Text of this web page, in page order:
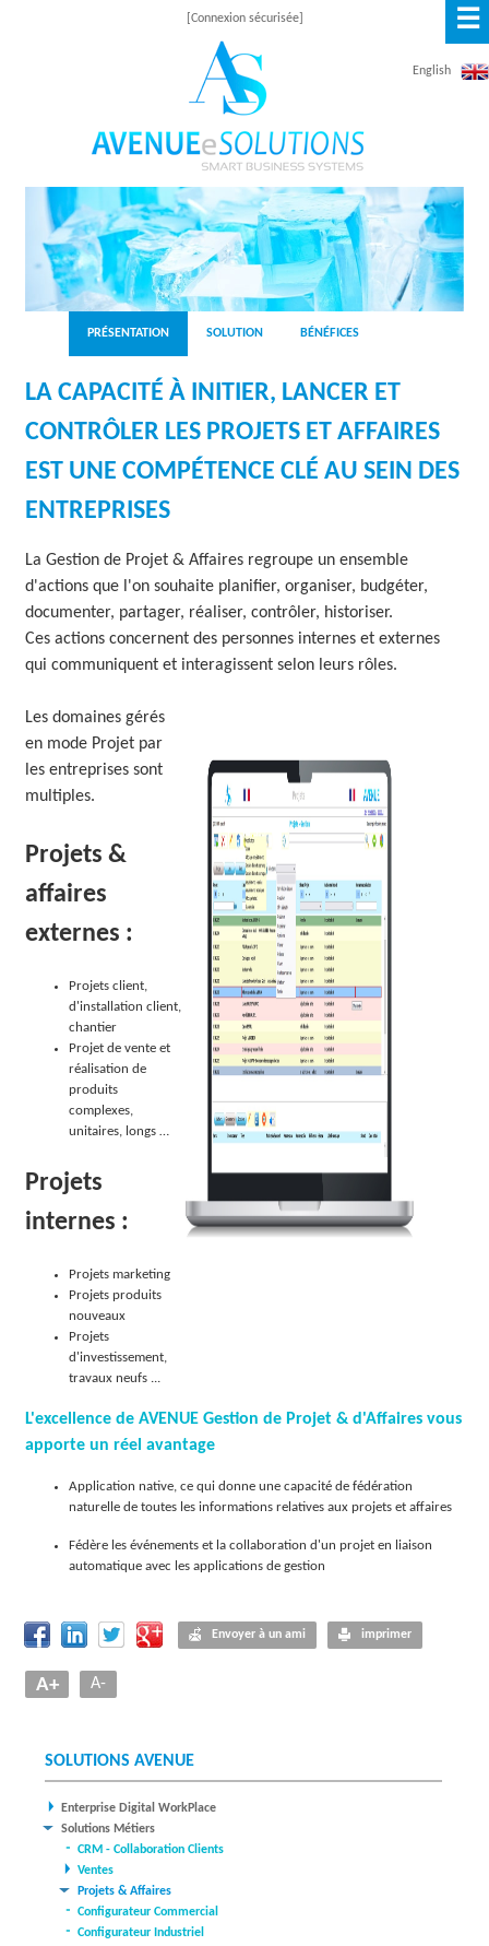
A
V
E
N
U
E
E
S
O
L
U
T
I
O
N
S
[Connexion sécurisée]
English
PRÉSENTATION SOLUTION BÉNÉFICES
LA CAPACITÉ À INITIER, LANCER ET
CONTRÔLER LES PROJETS ET AFFAIRES
EST UNE COMPÉTENCE CLÉ AU SEIN DES
ENTREPRISES
La Gestion de Projet & Affaires regroupe un ensemble
d'actions que l'on souhaite planifier, organiser, budgéter,
documenter, partager, réaliser, contrôler, historiser.
Ces actions concernent des personnes internes et externes
qui communiquent et interagissent selon leurs rôles.
Les domaines gérés
en mode Projet par
les entreprises sont
multiples.
Projets &
affaires
externes :
Projets client,
d'installation client,
chantier
Projet de vente et
réalisation de
produits
complexes,
unitaires, longs …
Projets
internes :
Projets marketing
Projets produits
nouveaux
Projets
d'investissement,
travaux neufs ...
L'excellence de AVENUE Gestion de Projet & d'Affaires vous
apporte un réel avantage
Application native, ce qui donne une capacité de fédération
naturelle de toutes les informations relatives aux projets et affaires
Fédère les événements et la collaboration d'un projet en liaison
automatique avec les applications de gestion
Envoyer à un ami imprimer
A+ A-
SOLUTIONS AVENUE
Enterprise Digital WorkPlace
Solutions Métiers
CRM - Collaboration Clients
Ventes
Projets & Affaires
Configurateur Commercial
Configurateur Industriel
☰